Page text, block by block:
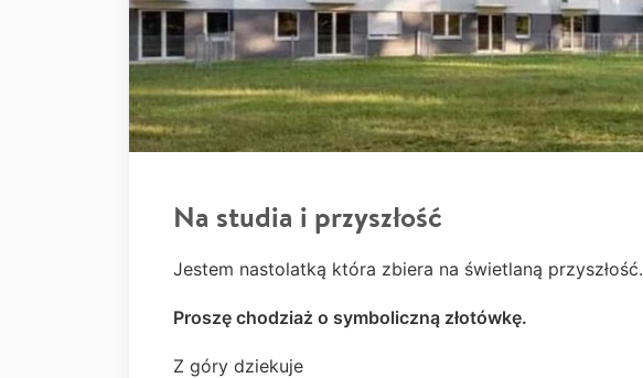
Na studia i przyszłość
Jestem nastolatką która zbiera na świetlaną przyszłość.
Proszę chodziaż o symboliczną złotówkę.
Z góry dziekuje